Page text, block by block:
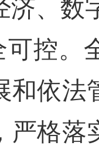
济、数
控。
和依法
严格落